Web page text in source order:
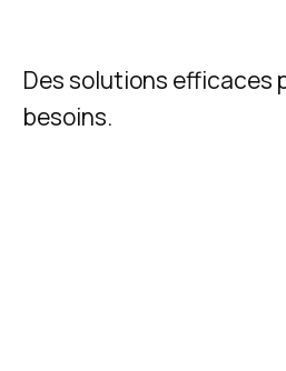
Des solutions efficaces
besoins.